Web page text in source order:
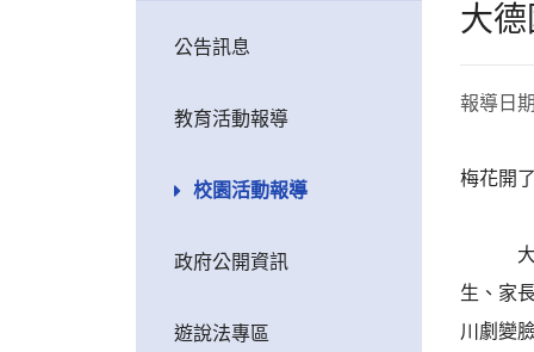
公告訊息
教育活動報導
校園活動報導
政府公開資訊
遊說法專區
大
報導日
梅花開
大德
生、家
川劇變